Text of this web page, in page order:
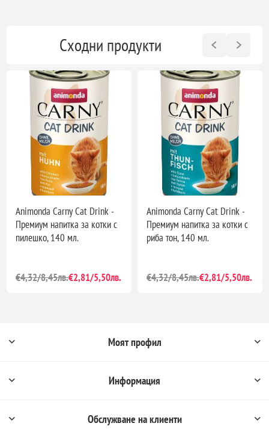
Сходни продукти
Animonda Carny Cat Drink -
Премиум напитка за котки с
пилешко, 140 мл.
€4,32/8,45лв.€2,81/5,50лв.
Animonda Carny Cat Drink -
Премиум напитка за котки с
риба тон, 140 мл.
€4,32/8,45лв.€2,81/5,50лв.
Моят профил
Информация
Обслужване на клиенти